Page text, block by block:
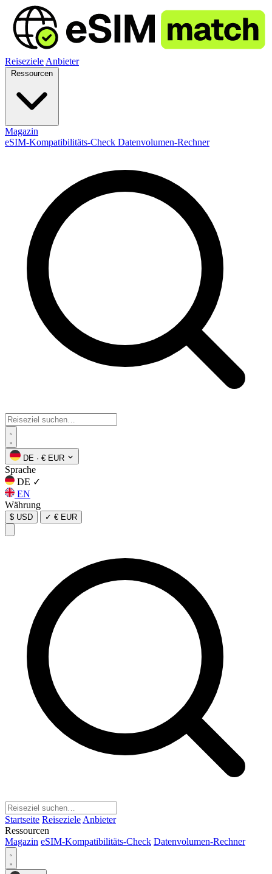
Reiseziele Anbieter
Magazin
eSIM-Kompatibilitäts-Check Datenvolumen-Rechner
DE · € EUR
Sprache
DE ✓
EN
Währung
$ USD ✓ € EUR
Startseite Reiseziele Anbieter
Ressourcen
Magazin eSIM-Kompatibilitäts-Check Datenvolumen-Rechner